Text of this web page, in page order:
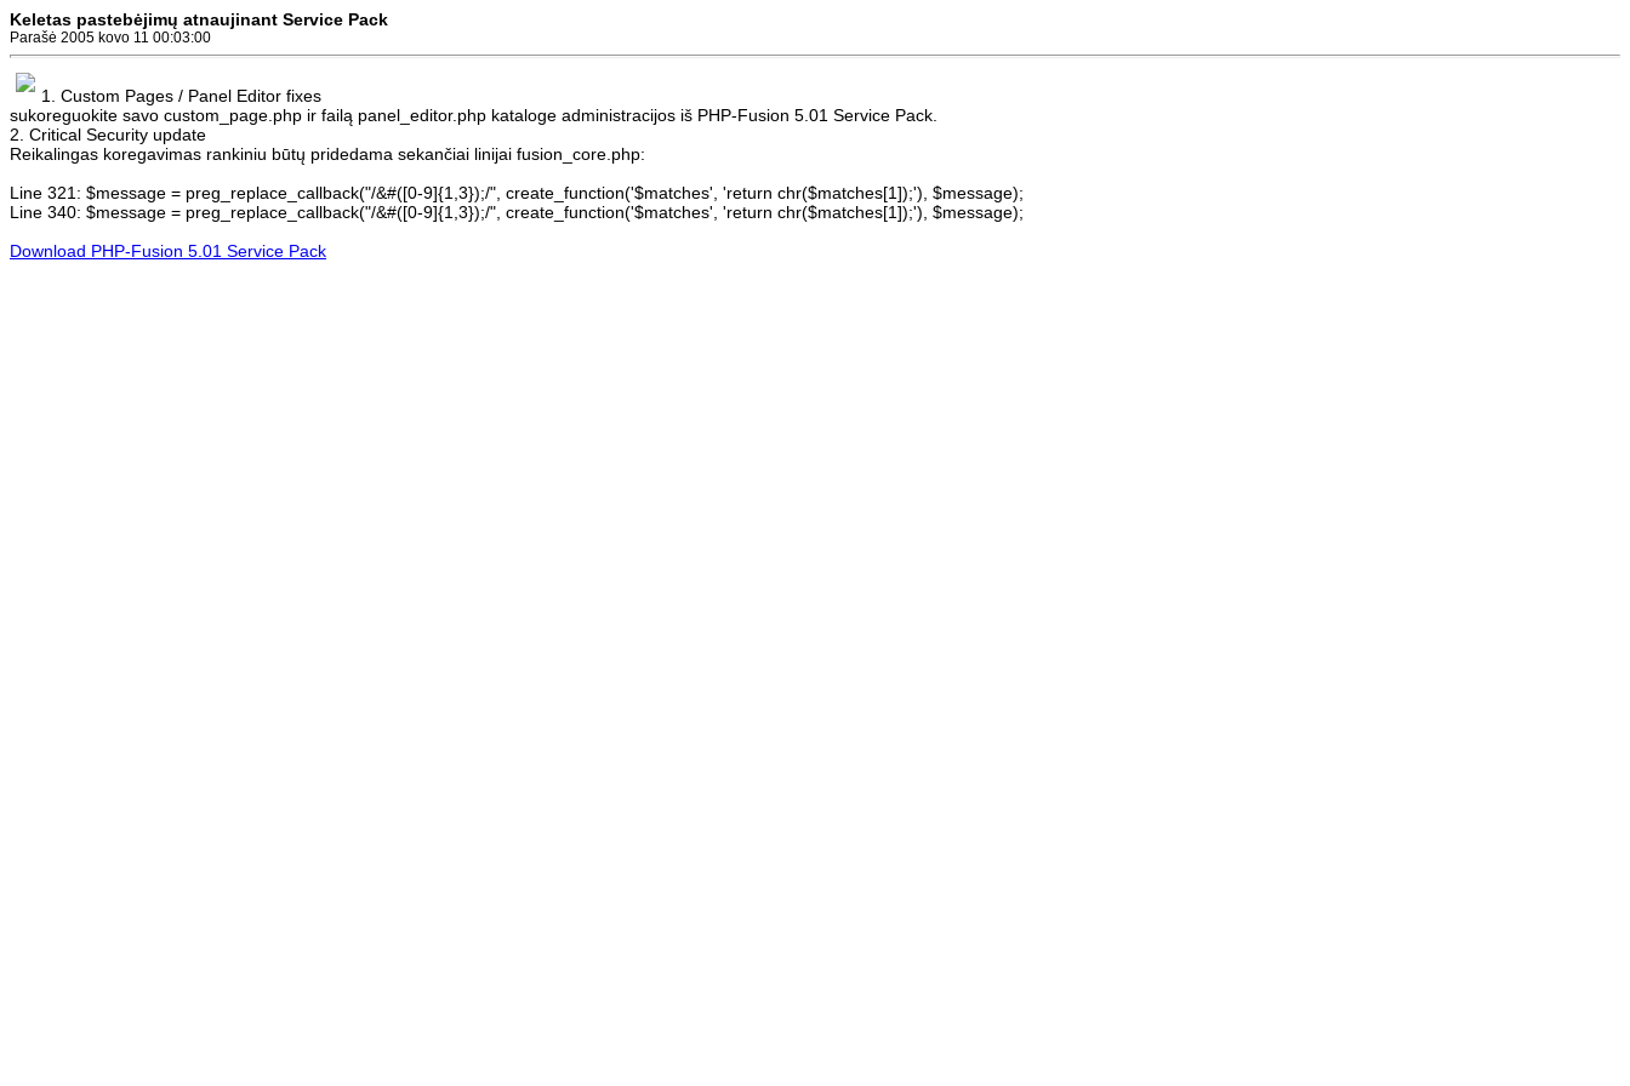
Keletas pastebėjimų atnaujinant Service Pack
Parašė 2005 kovo 11 00:03:00
1. Custom Pages / Panel Editor fixes
sukoreguokite savo custom_page.php ir failą panel_editor.php kataloge administracijos iš PHP-Fusion 5.01 Service Pack.
2. Critical Security update
Reikalingas koregavimas rankiniu būtų pridedama sekančiai linijai fusion_core.php:
Line 321: $message = preg_replace_callback("/&#([0-9]{1,3});/", create_function('$matches', 'return chr($matches[1]);'), $message);
Line 340: $message = preg_replace_callback("/&#([0-9]{1,3});/", create_function('$matches', 'return chr($matches[1]);'), $message);
Download PHP-Fusion 5.01 Service Pack